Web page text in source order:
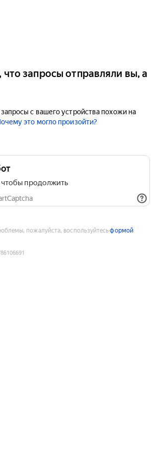
запросы отправляли вы, а
с вашего устройства похожи на
это могло произойти?
продолжить
пожалуйста, воспользуйтесьформой